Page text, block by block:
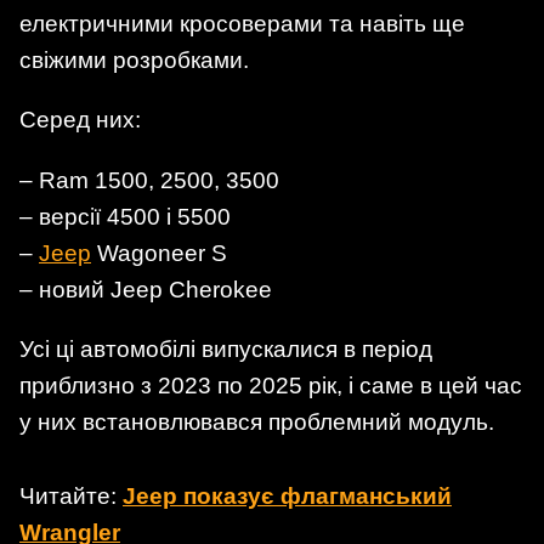
електричними кросоверами та навіть ще
свіжими розробками.
Серед них:
– Ram 1500, 2500, 3500
– версії 4500 і 5500
– Jeep Wagoneer S
– новий Jeep Cherokee
Усі ці автомобілі випускалися в період
приблизно з 2023 по 2025 рік, і саме в цей час
у них встановлювався проблемний модуль.
Читайте: Jeep показує флагманський
Wrangler